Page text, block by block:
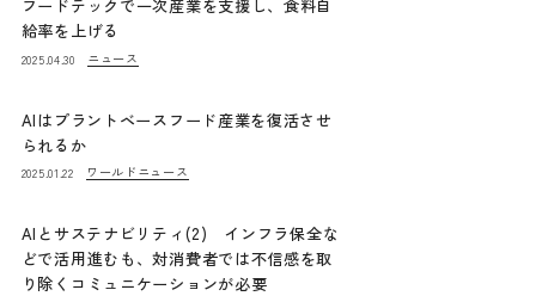
フードテックで一次産業を支援し、食料自
給率を上げる
2025.04.30 ニュース
AIはプラントベースフード産業を復活させ
られるか
2025.01.22 ワールドニュース
AIとサステナビリティ(2) インフラ保全な
どで活用進むも、対消費者では不信感を取
り除くコミュニケーションが必要